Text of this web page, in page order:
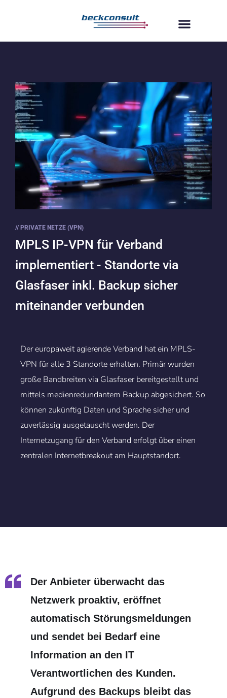
// PRIVATE NETZE (VPN)
MPLS IP-VPN für Verband
implementiert - Standorte via
Glasfaser inkl. Backup sicher
miteinander verbunden
Der europaweit agierende Verband hat ein MPLS-
VPN für alle 3 Standorte erhalten. Primär wurden
große Bandbreiten via Glasfaser bereitgestellt und
mittels medienredundantem Backup abgesichert. So
können zukünftig Daten und Sprache sicher und
zuverlässig ausgetauscht werden. Der
Internetzugang für den Verband erfolgt über einen
zentralen Internetbreakout am Hauptstandort.
Der Anbieter überwacht das
Netzwerk proaktiv, eröffnet
automatisch Störungsmeldungen
und sendet bei Bedarf eine
Information an den IT
Verantwortlichen des Kunden.
Aufgrund des Backups bleibt das